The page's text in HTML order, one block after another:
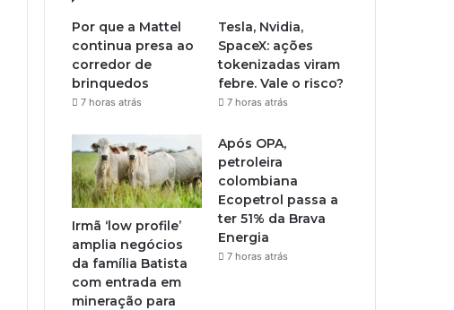
Por que a Mattel
continua presa ao
corredor de
brinquedos
7 horas atrás
Tesla, Nvidia,
SpaceX: ações
tokenizadas viram
febre. Vale o risco?
7 horas atrás
Irmã ‘low profile’
amplia negócios
da família Batista
com entrada em
mineração para
Após OPA,
petroleira
colombiana
Ecopetrol passa a
ter 51% da Brava
Energia
7 horas atrás